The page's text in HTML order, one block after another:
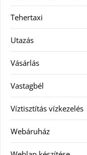
Tehertaxi
Utazás
Vásárlás
Vastagbél
Víztisztítás vízkezelés
Webáruház